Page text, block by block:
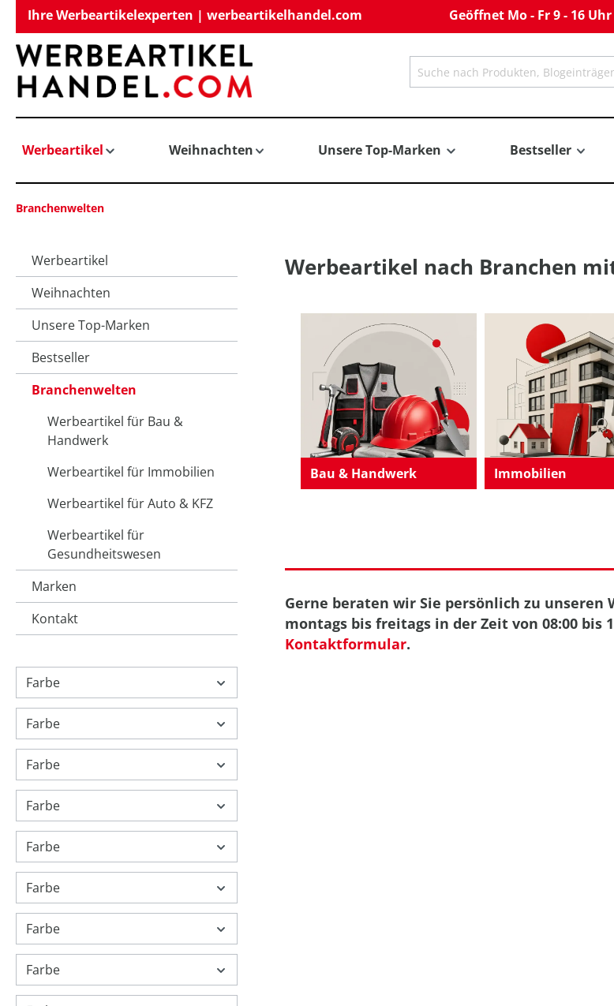
Zur Hauptnavigation springen
Ihre Werbeartikelexperten | werbeartikelhandel.com Geöffnet Mo - Fr 9 - 16 Uhr
Werbeartikel Weihnachten Unsere Top-Marken Bestseller
Branchenwelten
Werbeartikel nach Branchen
Bau & Handwerk Immobilien
Gerne beraten wir Sie persönlich zu
montags bis freitags in der Zeit von 08:00 bis
Kontaktformular.
Werbeartikel
Weihnachten
Unsere Top-Marken
Bestseller
Branchenwelten
Werbeartikel für Bau &
Handwerk
Werbeartikel für Immobilien
Werbeartikel für Auto & KFZ
Werbeartikel für
Gesundheitswesen
Marken
Kontakt
Farbe
Farbe
Farbe
Farbe
Farbe
Farbe
Farbe
Farbe